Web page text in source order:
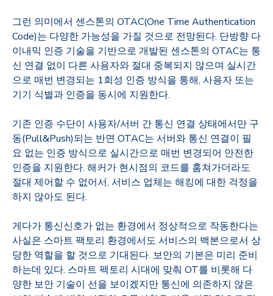
그런 의미에서 센스톤의 OTAC(One Time Authentication
Code)는 다양한 가능성을 가질 것으로 전망된다. 단방향 다
이내믹 인증 기술을 기반으로 개발된 센스톤의 OTAC는 통
신 연결 없이 다른 사용자와 절대 중복되지 않으며 실시간
으로 매번 변경되는 1회성 인증 방식을 통해, 사용자 또는
기기 식별과 인증을 동시에 지원한다.
기존 인증 수단이 사용자/서버 간 통신 연결 상태에서만 구
동(Pull&Push)되는 반면 OTAC는 서버와 통신 연결이 필
요 없는 인증 방식으로 실시간으로 매번 변경되어 안전한
인증을 지원한다. 해커가 현시점의 코드를 훔쳐가더라도
절대 제어할 수 없어서, 서비스 업체는 해킹에 대한 걱정을
하지 않아도 된다.
게다가 통신신호가 없는 환경에서 정상적으로 작동한다는
사실은 스마트 팩토리 환경에서도 서비스의 백본으로서 상
당한 역할을 할 것으로 기대된다. 보안의 기본은 미리 준비
하는데 있다. 스마트 팩토리 시대에 맞춰 OT를 비롯해 다
양한 보안 기술이 선을 보이겠지만 통신에 의존하지 않은